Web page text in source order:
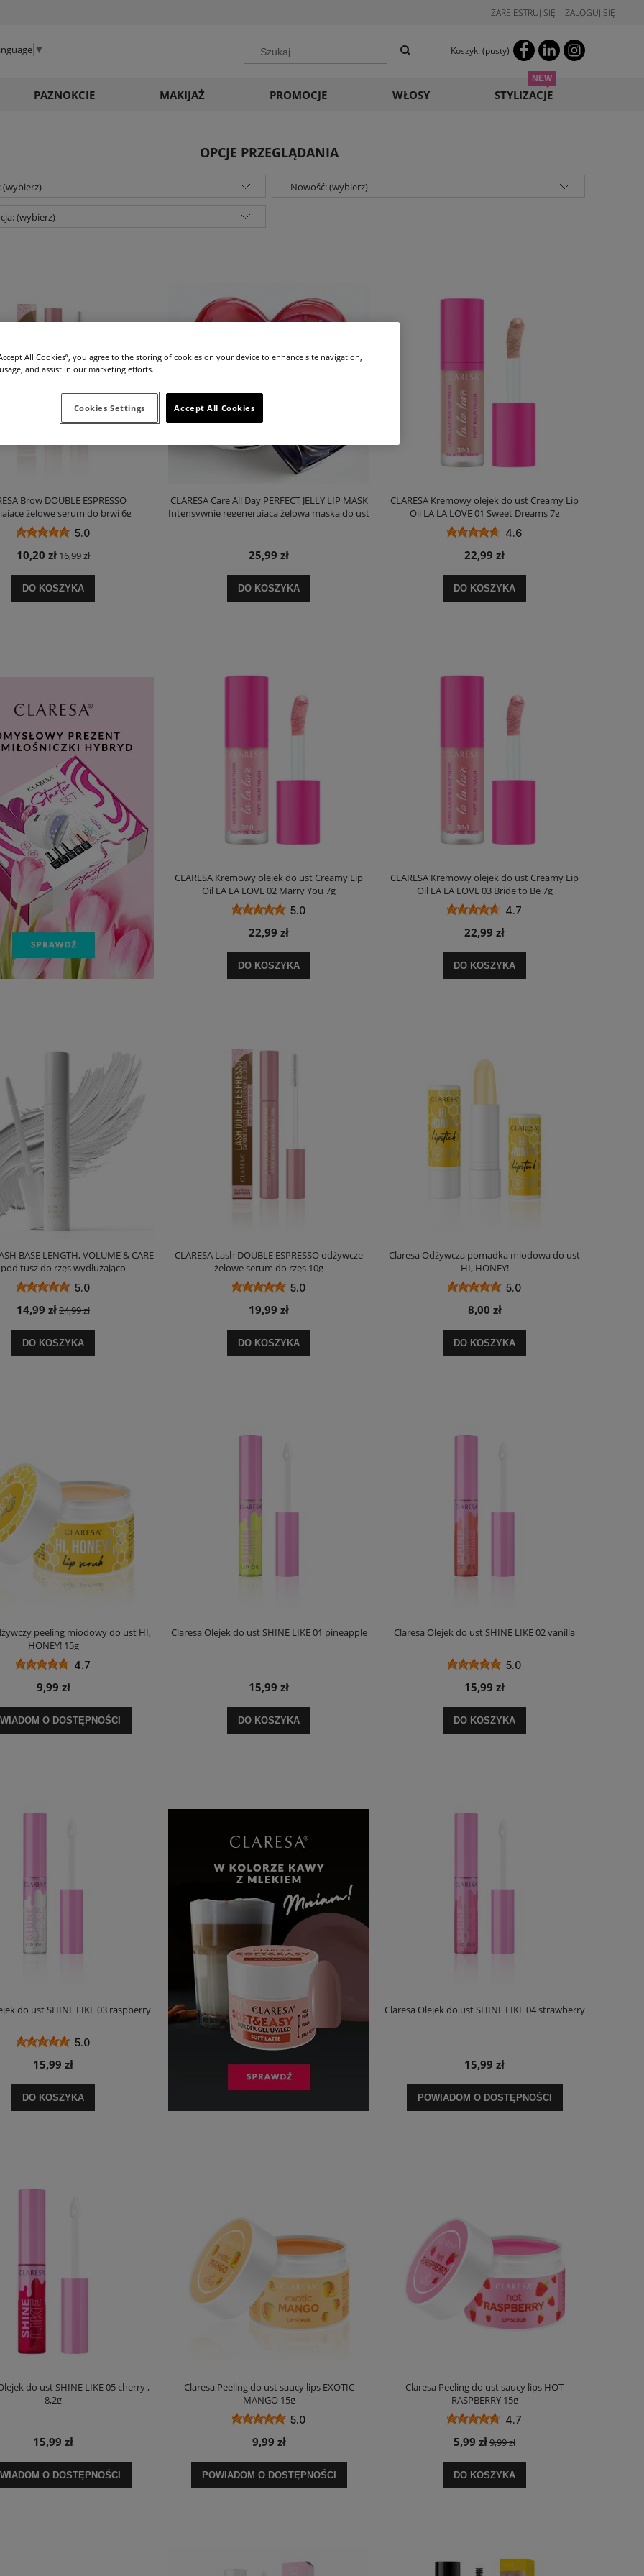
ZAREJESTRUJ SIĘ ZALOGUJ SIĘ
Koszyk: (pusty)
▼
PAZNOKCIE MAKIJAŻ PROMOCJE WŁOSY STYLIZACJE
OPCJE PRZEGLĄDANIA
(wybierz) Nowość: (wybierz)
(wybierz)
Brow DOUBLE ESPRESSO
żelowe serum do brwi 6g
5.0
10,20 zł16,99 zł
DO KOSZYKA
CLARESA Care All Day PERFECT JELLY LIP MASK
Intensywnie regenerująca żelowa maska do ust
25,99 zł
DO KOSZYKA
CLARESA Kremowy olejek do ust Creamy Lip
Oil LA LA LOVE 01 Sweet Dreams 7g
4.6
22,99 zł
DO KOSZYKA
CLARESA Kremowy olejek do ust Creamy Lip
Oil LA LA LOVE 02 Marry You 7g
5.0
22,99 zł
DO KOSZYKA
CLARESA Kremowy olejek do ust Creamy Lip
Oil LA LA LOVE 03 Bride to Be 7g
4.7
22,99 zł
DO KOSZYKA
BASE LENGTH, VOLUME & CARE
pod tusz do rzęs wydłużająco-
pielęgnująca, 8g
5.0
14,99 zł24,99 zł
DO KOSZYKA
CLARESA Lash DOUBLE ESPRESSO odżywcze
żelowe serum do rzęs 10g
5.0
19,99 zł
DO KOSZYKA
Claresa Odżywcza pomadka miodowa do ust
HI, HONEY!
5.0
8,00 zł
DO KOSZYKA
peeling miodowy do ust HI,
HONEY! 15g
4.7
9,99 zł
O DOSTĘPNOŚCI
Claresa Olejek do ust SHINE LIKE 01 pineapple
15,99 zł
DO KOSZYKA
Claresa Olejek do ust SHINE LIKE 02 vanilla
5.0
15,99 zł
DO KOSZYKA
do ust SHINE LIKE 03 raspberry
5.0
15,99 zł
DO KOSZYKA
Claresa Olejek do ust SHINE LIKE 04 strawberry
15,99 zł
POWIADOM O DOSTĘPNOŚCI
do ust SHINE LIKE 05 cherry ,
8,2g
15,99 zł
O DOSTĘPNOŚCI
Claresa Peeling do ust saucy lips EXOTIC
MANGO 15g
5.0
9,99 zł
POWIADOM O DOSTĘPNOŚCI
Claresa Peeling do ust saucy lips HOT
RASPBERRY 15g
4.7
5,99 zł9,99 zł
DO KOSZYKA
All Cookies”, you agree to the storing of cookies on your device to enhance site navigation,
and assist in our marketing efforts.
Accept All Cookies
Cookies Settings